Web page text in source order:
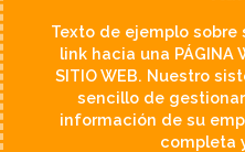
Texto de ejemplo sobre
link hacia una PÁGINA
SITIO WEB. Nuestro
sencillo de
información de su
completa